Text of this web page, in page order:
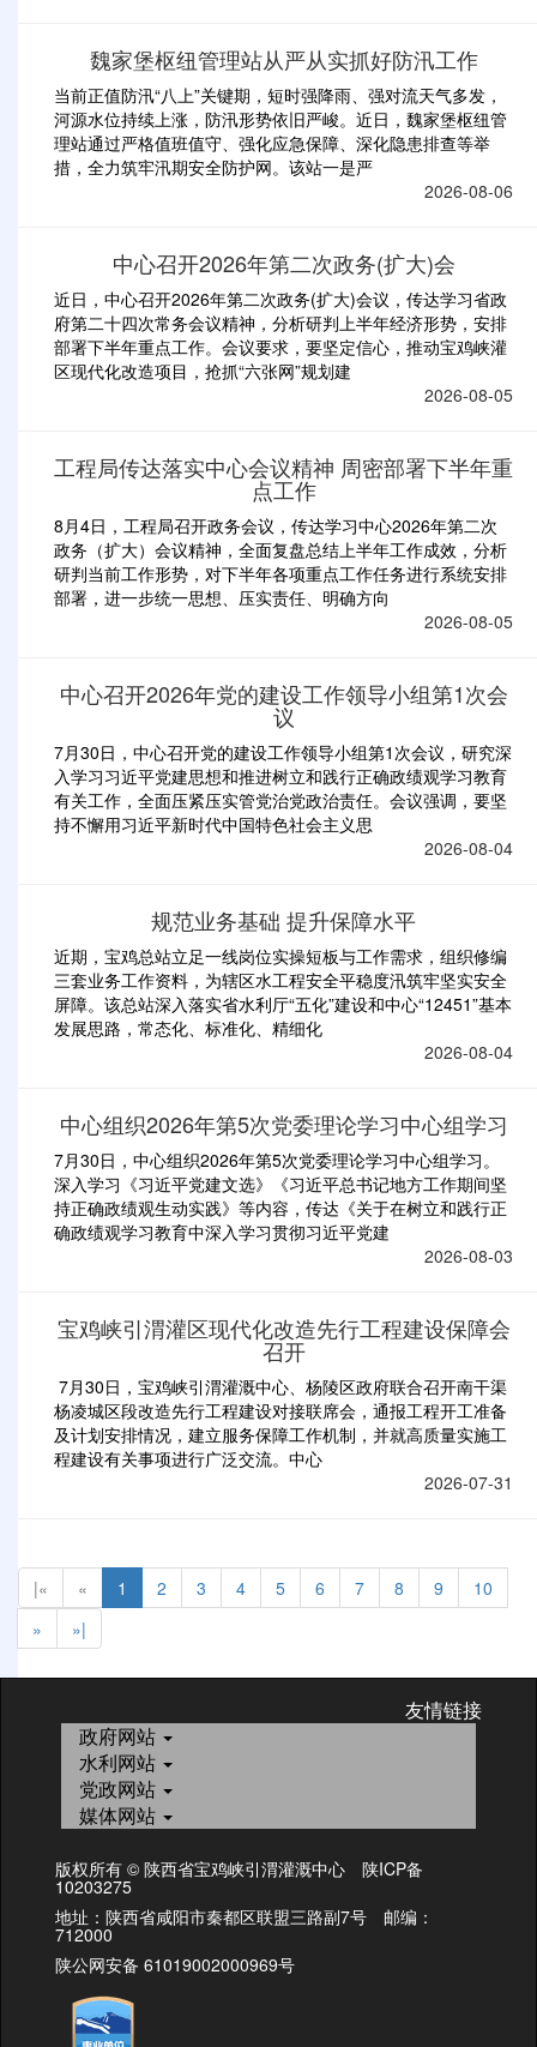
魏家堡枢纽管理站从严从实抓好防汛工作
当前正值防汛“八上”关键期，短时强降雨、强对流天气多发，
河源水位持续上涨，防汛形势依旧严峻。近日，魏家堡枢纽管
理站通过严格值班值守、强化应急保障、深化隐患排查等举
措，全力筑牢汛期安全防护网。该站一是严
2026-08-06
中心召开2026年第二次政务(扩大)会
近日，中心召开2026年第二次政务(扩大)会议，传达学习省政
府第二十四次常务会议精神，分析研判上半年经济形势，安排
部署下半年重点工作。会议要求，要坚定信心，推动宝鸡峡灌
区现代化改造项目，抢抓“六张网”规划建
2026-08-05
工程局传达落实中心会议精神 周密部署下半年重
点工作
8月4日，工程局召开政务会议，传达学习中心2026年第二次
政务（扩大）会议精神，全面复盘总结上半年工作成效，分析
研判当前工作形势，对下半年各项重点工作任务进行系统安排
部署，进一步统一思想、压实责任、明确方向
2026-08-05
中心召开2026年党的建设工作领导小组第1次会
议
7月30日，中心召开党的建设工作领导小组第1次会议，研究深
入学习习近平党建思想和推进树立和践行正确政绩观学习教育
有关工作，全面压紧压实管党治党政治责任。会议强调，要坚
持不懈用习近平新时代中国特色社会主义思
2026-08-04
规范业务基础 提升保障水平
近期，宝鸡总站立足一线岗位实操短板与工作需求，组织修编
三套业务工作资料，为辖区水工程安全平稳度汛筑牢坚实安全
屏障。该总站深入落实省水利厅“五化”建设和中心“12451”基本
发展思路，常态化、标准化、精细化
2026-08-04
中心组织2026年第5次党委理论学习中心组学习
7月30日，中心组织2026年第5次党委理论学习中心组学习。
深入学习《习近平党建文选》《习近平总书记地方工作期间坚
持正确政绩观生动实践》等内容，传达《关于在树立和践行正
确政绩观学习教育中深入学习贯彻习近平党建
2026-08-03
宝鸡峡引渭灌区现代化改造先行工程建设保障会
召开
7月30日，宝鸡峡引渭灌溉中心、杨陵区政府联合召开南干渠
杨凌城区段改造先行工程建设对接联席会，通报工程开工准备
及计划安排情况，建立服务保障工作机制，并就高质量实施工
程建设有关事项进行广泛交流。中心
2026-07-31
|« « 1 2 3 4 5 6 7 8 9
10
»
»|
友情链接
政府网站
水利网站
党政网站
媒体网站
版权所有 © 陕西省宝鸡峡引渭灌溉中心 陕ICP备
10203275
地址：陕西省咸阳市秦都区联盟三路副7号 邮编：
712000
陕公网安备 61019002000969号